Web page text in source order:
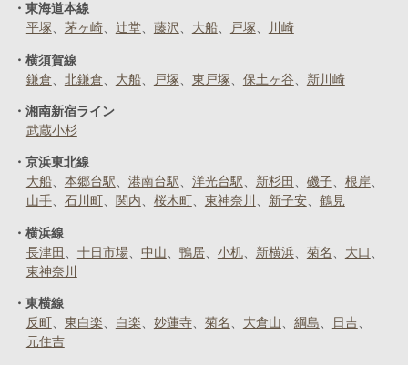
東海道本線
平塚
茅ヶ崎 辻堂 藤沢 大船 戸塚 川崎
横須賀線
鎌倉
北鎌倉 大船 戸塚 東戸塚 保土ヶ谷 新川崎
湘南新宿ライン
武蔵小杉
京浜東北線
大船
本郷台駅 港南台駅 洋光台駅 新杉田 磯子
根岸
山手
石川町 関内 桜木町 東神奈川 新子安 鶴見
横浜線
長津田
十日市場 中山 鴨居 小机 新横浜 菊名
大口
東神奈川
東横線
反町
東白楽 白楽 妙蓮寺 菊名 大倉山 綱島
日吉
元住吉